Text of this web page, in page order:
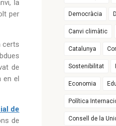
la
per
certs
de
en el
de
de
Democràcia
Canvi climàtic
Catalunya
Sostenibilitat
Economia
Política
Consell de la